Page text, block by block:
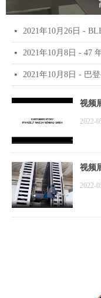
넷
넷
넷
视频
2022-
视频
2022-